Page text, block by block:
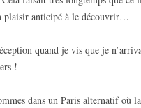
plaisir anticipé à le découvrir…
quand je vis que je
!
dans un Paris alternatif où